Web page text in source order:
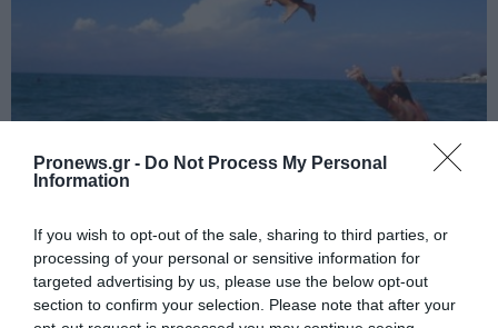
Pronews.gr - Do Not Process My Personal
Information
If you wish to opt-out of the sale, sharing to third parties, or
processing of your personal or sensitive information for
targeted advertising by us, please use the below opt-out
section to confirm your selection. Please note that after your
Από τα χειρότερα γλύτωσε 8χρονος
Βρετανός: Έκανε βουτιά σε παραλία της
Χαλκιδικής και χτύπησε με το κεφάλι σε